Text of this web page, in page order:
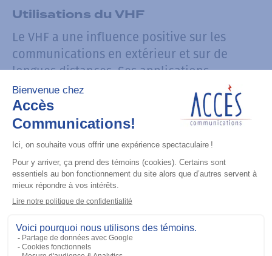
Utilisations du VHF
Le VHF a une influence positive sur les
communications en extérieur et sur de
longues distances. Ses applications
comprennent :
Communication maritime : Les radios
VHF sont essentielles pour la sécurité
en mer, permettant la communication
entre navires et avec les stations
côtières.
communications air-sol dans l'aviation
civile.